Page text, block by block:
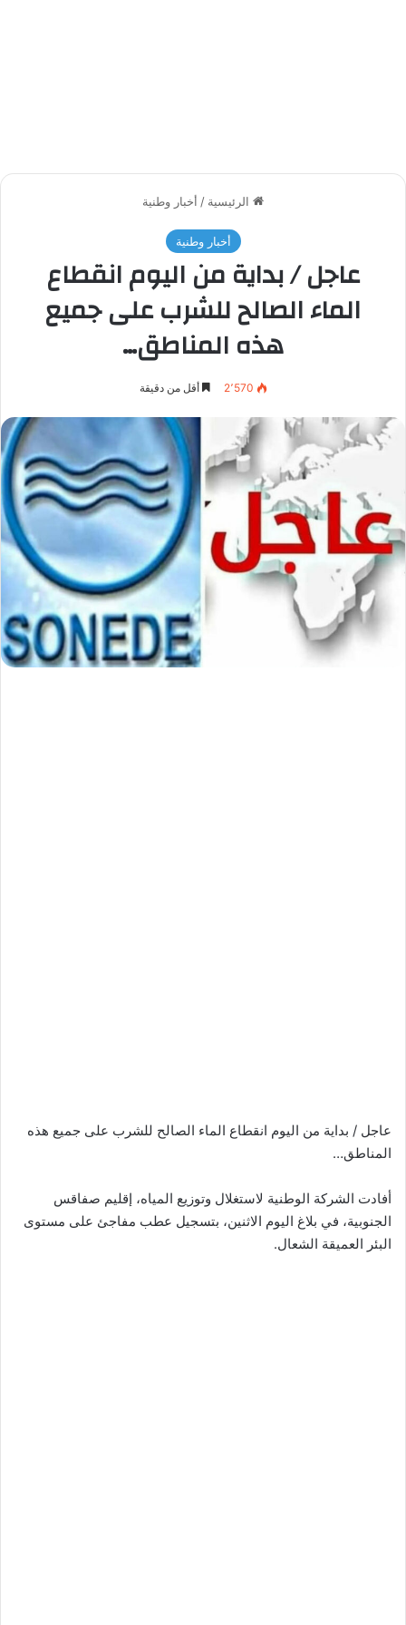
الرئيسية / أخبار وطنية
أخبار وطنية
عاجل / بداية من اليوم انقطاع
الماء الصالح للشرب على جميع
هذه المناطق…
2٬570 أقل من دقيقة
عاجل / بداية من اليوم انقطاع الماء الصالح للشرب على جميع هذه
المناطق…
أفادت الشركة الوطنية لاستغلال وتوزيع المياه، إقليم صفاقس
الجنوبية، في بلاغ اليوم الاثنين، بتسجيل عطب مفاجئ على مستوى
البئر العميقة الشعال.